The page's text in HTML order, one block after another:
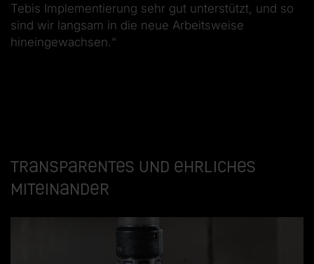
Tebis Implementierung sehr gut unterstützt, und so
sind wir langsam in die neue Arbeitsweise
hineingewachsen.“
Transparentes und ehrliches
Miteinander